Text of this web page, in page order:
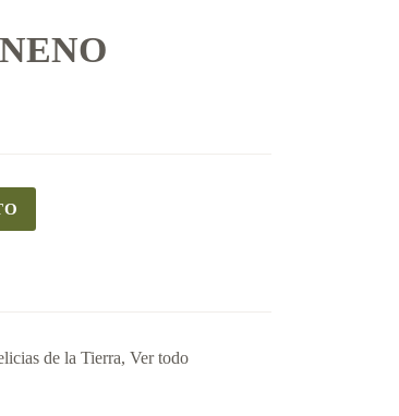
de la Tierra,Ver todo